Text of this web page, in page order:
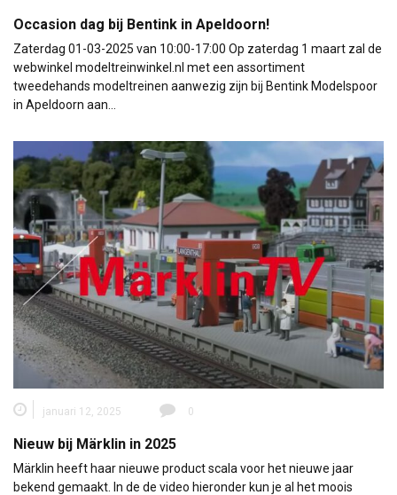
Occasion dag bij Bentink in Apeldoorn!
Zaterdag 01-03-2025 van 10:00-17:00 Op zaterdag 1 maart zal de
webwinkel modeltreinwinkel.nl met een assortiment
tweedehands modeltreinen aanwezig zijn bij Bentink Modelspoor
in Apeldoorn aan…
januari 12, 2025 0
Nieuw bij Märklin in 2025
Märklin heeft haar nieuwe product scala voor het nieuwe jaar
bekend gemaakt. In de de video hieronder kun je al het moois